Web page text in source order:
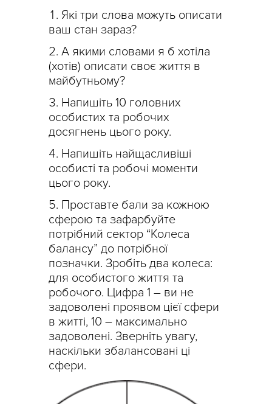
Які три слова можуть описати
ваш стан зараз?
А якими словами я б хотіла
(хотів) описати своє життя в
майбутньому?
Напишіть 10 головних
особистих та робочих
досягнень цього року.
Напишіть найщасливіші
особисті та робочі моменти
цього року.
Проставте бали за кожною
сферою та зафарбуйте
потрібний сектор “Колеса
балансу” до потрібної
позначки. Зробіть два колеса:
для особистого життя та
робочого. Цифра 1 – ви не
задоволені проявом цієї сфери
в житті, 10 – максимально
задоволені. Зверніть увагу,
наскільки збалансовані ці
сфери.